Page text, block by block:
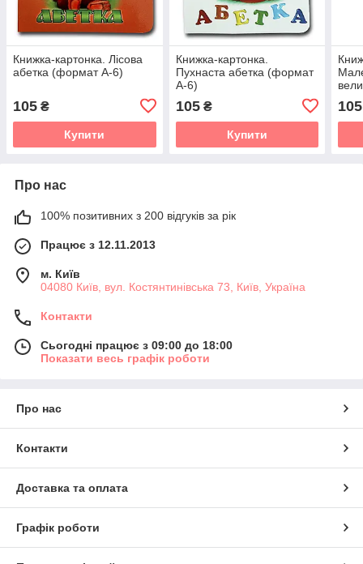
Книжка-картонка. Лісова
абетка (формат А-6)
105 ₴
Купити
Книжка-картонка.
Пухнаста абетка (формат
А-6)
105₴
Купити
105
Про нас
100% позитивних з 200 відгуків за рік
Працює з 12.11.2013
м. Київ
04080 Київ, вул. Костянтинівська 73, Київ, Україна
Контакти
Сьогодні працює з 09:00 до 18:00
Показати весь графік роботи
Про нас
Контакти
Доставка та оплата
Графік роботи